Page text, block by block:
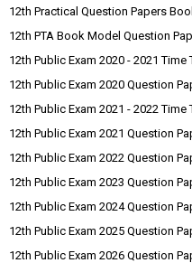
12th Practical Question Papers
12th PTA Book Model Question
12th Public Exam 2020 - 2021 Time
12th Public Exam 2020 Question
12th Public Exam 2021 - 2022 Time
12th Public Exam 2021 Question
12th Public Exam 2022 Question
12th Public Exam 2023 Question
12th Public Exam 2024 Question
12th Public Exam 2025 Question
12th Public Exam 2026 Question